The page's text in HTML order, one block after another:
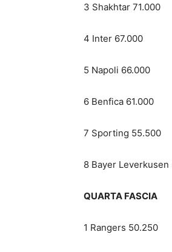
3 Shakhtar 71.000
4 Inter 67.000
5 Napoli 66.000
6 Benfica 61.000
7 Sporting 55.500
8 Bayer
QUARTA FASCIA
1 Rangers 50.250